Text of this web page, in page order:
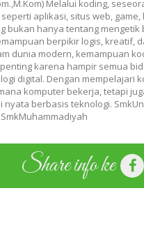
Melalui koding,
aplikasi, situs web,
bukan hanya tentang mengetik
berpikir logis, kreatif,
dunia modern, kemampuan
karena hampir semua
digital. Dengan mempelajari
komputer bekerja, tetapi
nyata berbasis teknologi.
Share info ke